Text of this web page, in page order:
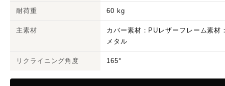
耐荷重 60 kg
主素材
カバー素材：PUレザーフレーム素材
メタル
リクライニング角度 165°